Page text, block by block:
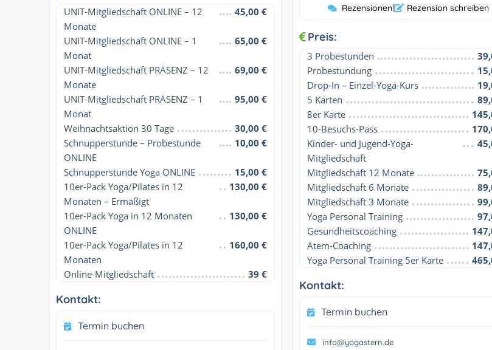
UNIT-Mitgliedschaft ONLINE – 12
Monate
45,00 €
UNIT-Mitgliedschaft ONLINE – 1
Monat
65,00 €
UNIT-Mitgliedschaft PRÄSENZ – 12
Monate
69,00 €
UNIT-Mitgliedschaft PRÄSENZ – 1
Monat
95,00 €
Weihnachtsaktion 30 Tage
30,00 €
Schnupperstunde – Probestunde
ONLINE
10,00 €
Schnupperstunde Yoga ONLINE
15,00 €
10er-Pack Yoga/Pilates in 12
Monaten – Ermäßigt
130,00 €
10er-Pack Yoga in 12 Monaten
ONLINE
130,00 €
10er-Pack Yoga/Pilates in 12
Monaten
160,00 €
Online-Mitgliedschaft 39 €
Kontakt:
Termin buchen
Rezensionen| Rezension schreiben
Preis:
3 Probestunden
Probestundung
Drop-In – Einzel-Yoga-Kurs
5 Karten
8er Karte
10-Besuchs-Pass
Kinder- und Jugend-Yoga-
Mitgliedschaft
Mitgliedschaft 12 Monate
Mitgliedschaft 6 Monate
Mitgliedschaft 3 Monate
Yoga Personal Training
Gesundheitscoaching
Atem-Coaching
Yoga Personal Training 5er Karte
Kontakt:
Termin buchen
info@yogastern.de